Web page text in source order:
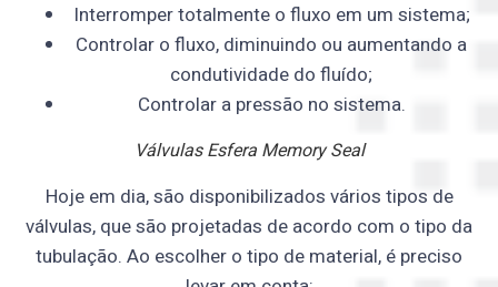
Interromper totalmente o fluxo em um sistema;
Controlar o fluxo, diminuindo ou aumentando a
condutividade do fluído;
Controlar a pressão no sistema.
Válvulas Esfera Memory Seal
Hoje em dia, são disponibilizados vários tipos de
válvulas, que são projetadas de acordo com o tipo da
tubulação. Ao escolher o tipo de material, é preciso